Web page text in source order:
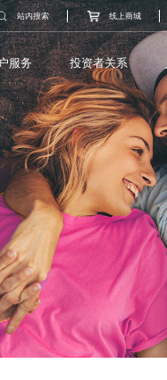
服务 投资者关系
站内搜索 线上商城